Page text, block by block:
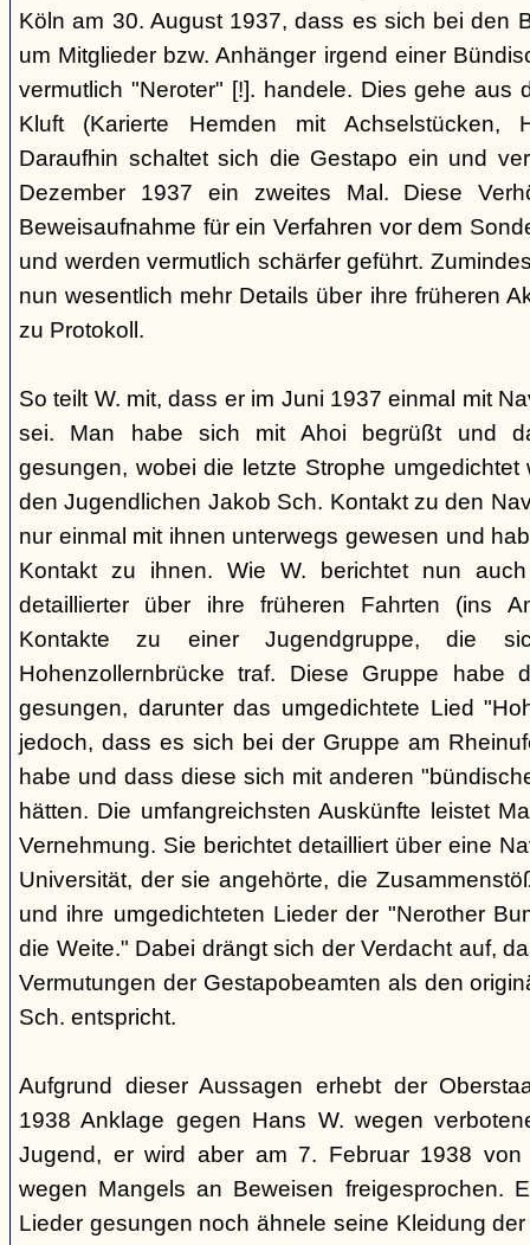
Köln am 30. August 1937, dass es sich bei den
um Mitglieder bzw. Anhänger irgend einer
vermutlich "Neroter" [!]. handele. Dies gehe aus
Kluft (Karierte Hemden mit Achselstücken,
Daraufhin schaltet sich die Gestapo ein und
Dezember 1937 ein zweites Mal. Diese
Beweisaufnahme für ein Verfahren vor dem
und werden vermutlich schärfer geführt.
nun wesentlich mehr Details über ihre früheren
zu Protokoll.
So teilt W. mit, dass er im Juni 1937 einmal mit
sei. Man habe sich mit Ahoi begrüßt und
gesungen, wobei die letzte Strophe
den Jugendlichen Jakob Sch. Kontakt zu den
nur einmal mit ihnen unterwegs gewesen und
Kontakt zu ihnen. Wie W. berichtet nun
detaillierter über ihre früheren Fahrten (ins
Kontakte zu einer Jugendgruppe, die
Hohenzollernbrücke traf. Diese Gruppe habe
gesungen, darunter das umgedichtete Lied
jedoch, dass es sich bei der Gruppe am
habe und dass diese sich mit anderen
hätten. Die umfangreichsten Auskünfte leistet
Vernehmung. Sie berichtet detailliert über eine
Universität, der sie angehörte, die
und ihre umgedichteten Lieder der "Nerother
die Weite." Dabei drängt sich der Verdacht auf,
Vermutungen der Gestapobeamten als den
Sch. entspricht.
Aufgrund dieser Aussagen erhebt der
1938 Anklage gegen Hans W. wegen
Jugend, er wird aber am 7. Februar 1938 von
wegen Mangels an Beweisen freigesprochen.
Lieder gesungen noch ähnele seine Kleidung